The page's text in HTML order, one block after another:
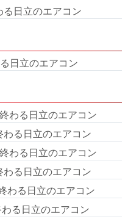
る日立のエアコン
日立のエアコン
わる日立のエアコン
わる日立のエアコン
わる日立のエアコン
わる日立のエアコン
わる日立のエアコン
わる日立のエアコン